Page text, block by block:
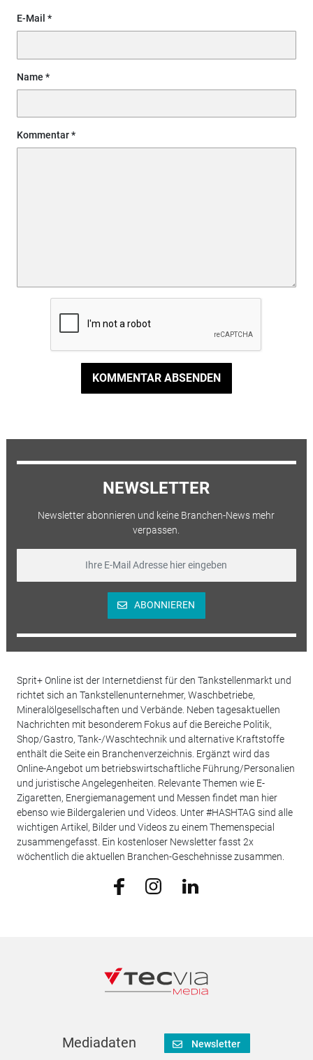
E-Mail
Name
Kommentar
KOMMENTAR ABSENDEN
NEWSLETTER
Newsletter abonnieren und keine Branchen-News mehr
verpassen.
ABONNIEREN
Sprit+ Online ist der Internetdienst für den Tankstellenmarkt und
richtet sich an Tankstellenunternehmer, Waschbetriebe,
Mineralölgesellschaften und Verbände. Neben tagesaktuellen
Nachrichten mit besonderem Fokus auf die Bereiche Politik,
Shop/Gastro, Tank-/Waschtechnik und alternative Kraftstoffe
enthält die Seite ein Branchenverzeichnis. Ergänzt wird das
Online-Angebot um betriebswirtschaftliche Führung/Personalien
und juristische Angelegenheiten. Relevante Themen wie E-
Zigaretten, Energiemanagement und Messen findet man hier
ebenso wie Bildergalerien und Videos. Unter #HASHTAG sind alle
wichtigen Artikel, Bilder und Videos zu einem Themenspecial
zusammengefasst. Ein kostenloser Newsletter fasst 2x
wöchentlich die aktuellen Branchen-Geschehnisse zusammen.
Mediadaten Newsletter